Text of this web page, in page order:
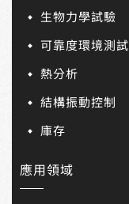
生物力學試驗
可靠度環境測試
熱分析
結構振動控制
庫存
應用領域